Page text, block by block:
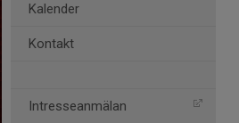
Kalender
Kontakt
Intresseanmälan